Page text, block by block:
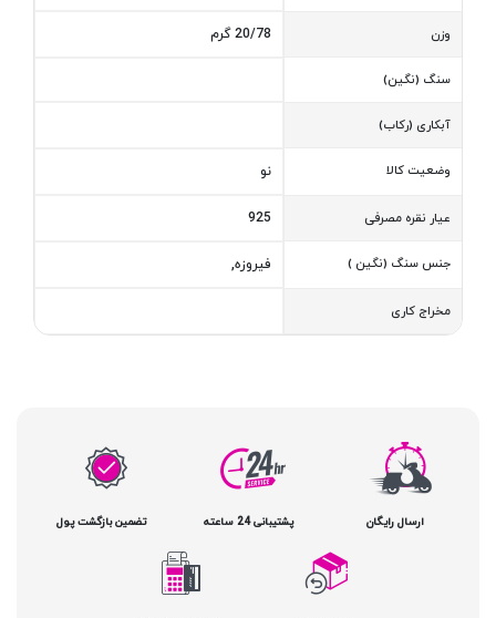
وزن 20/78 گرم
سنگ (نگین)
آبکاری (رکاب)
وضعیت کالا نو
عیار نقره مصرفی 925
جنس سنگ (نگین ) فیروزه,
مخراج کاری
ارسال رایگان پشتیبانی 24 ساعته تضمین بازگشت پول